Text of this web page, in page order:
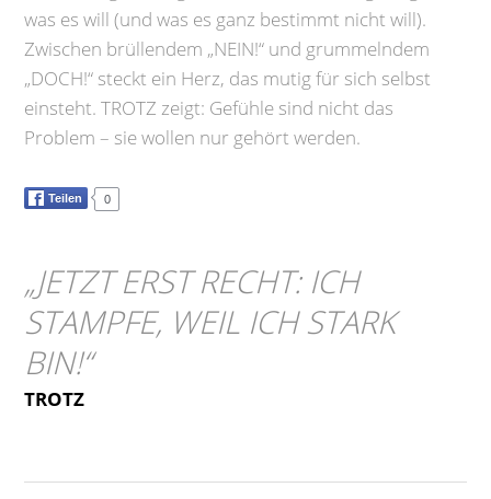
was es will (und was es ganz bestimmt nicht will).
Zwischen brüllendem „NEIN!“ und grummelndem
„DOCH!“ steckt ein Herz, das mutig für sich selbst
einsteht. TROTZ zeigt: Gefühle sind nicht das
Problem – sie wollen nur gehört werden.
Teilen 0
„JETZT ERST RECHT: ICH
STAMPFE, WEIL ICH STARK
BIN!“
TROTZ